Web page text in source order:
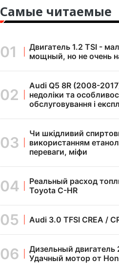
Самые читаемые
Двигатель 1.2 TSI -
мощный, но не очень
Audi Q5 8R (2008-
недоліки та
обслуговування і
Чи шкідливий
використанням
переваги, міфи
Реальный расход
Toyota C-HR
Audi 3.0 TFSI CREA /
Дизельный двигатель
Удачный мотор от